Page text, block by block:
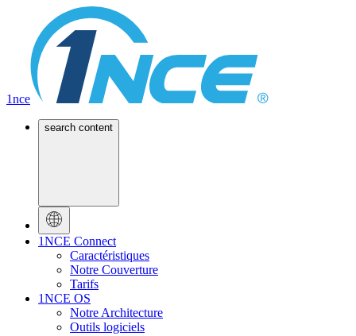
1nce
search content
1NCE Connect
Caractéristiques
Notre Couverture
Tarifs
1NCE OS
Notre Architecture
Outils logiciels